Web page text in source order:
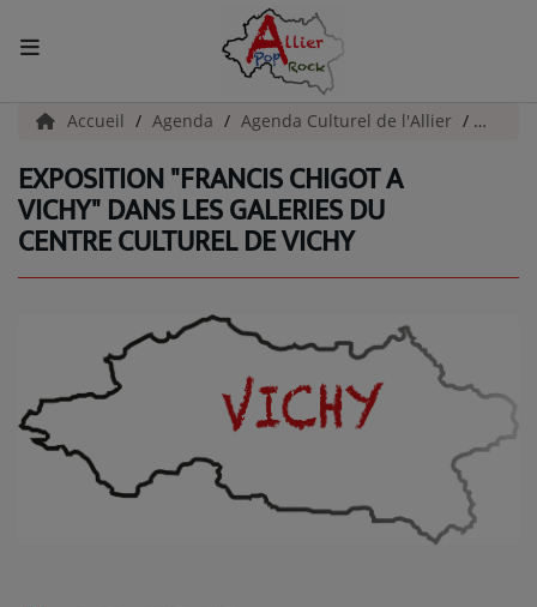
ACCUEIL
Actualités
INFOS - ALLIER
INFOS POP ROCK
La Radio
EMISSIONS
Accueil Agenda Agenda Culturel de l'Allier
EXPOSITION "FRANCIS CHIGOT A
VICHY" DANS LES GALERIES DU
CENTRE CULTUREL DE VICHY